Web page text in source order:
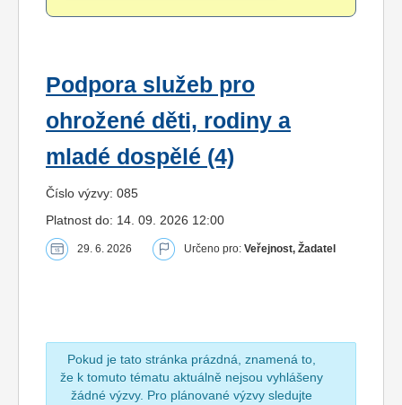
Podpora služeb pro
ohrožené děti, rodiny a
mladé dospělé (4)
Číslo výzvy: 085
Platnost do: 14. 09. 2026 12:00
29. 6. 2026 Určeno pro: Veřejnost, Žadatel
Pokud je tato stránka prázdná, znamená to,
že k tomuto tématu aktuálně nejsou vyhlášeny
žádné výzvy. Pro plánované výzvy sledujte